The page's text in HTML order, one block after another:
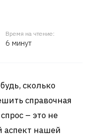
Время на чтение:
6 минут
сколько
справочная
– это не
аспект нашей